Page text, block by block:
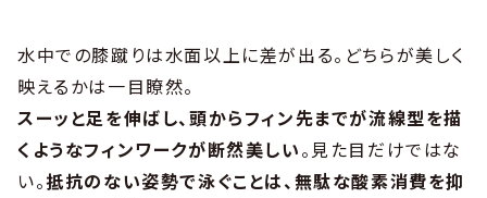
水中での膝蹴りは水面以上に差が出る。どちらが美しく
映えるかは一目瞭然。
スーッと足を伸ばし、頭からフィン先までが流線型を描
くようなフィンワークが断然美しい。見た目だけではな
い。抵抗のない姿勢で泳ぐことは、無駄な酸素消費を抑